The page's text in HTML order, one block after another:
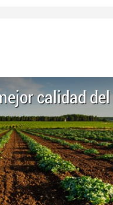
calidad